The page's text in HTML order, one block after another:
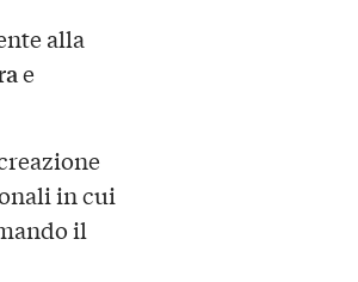
alla
e
in cui
il